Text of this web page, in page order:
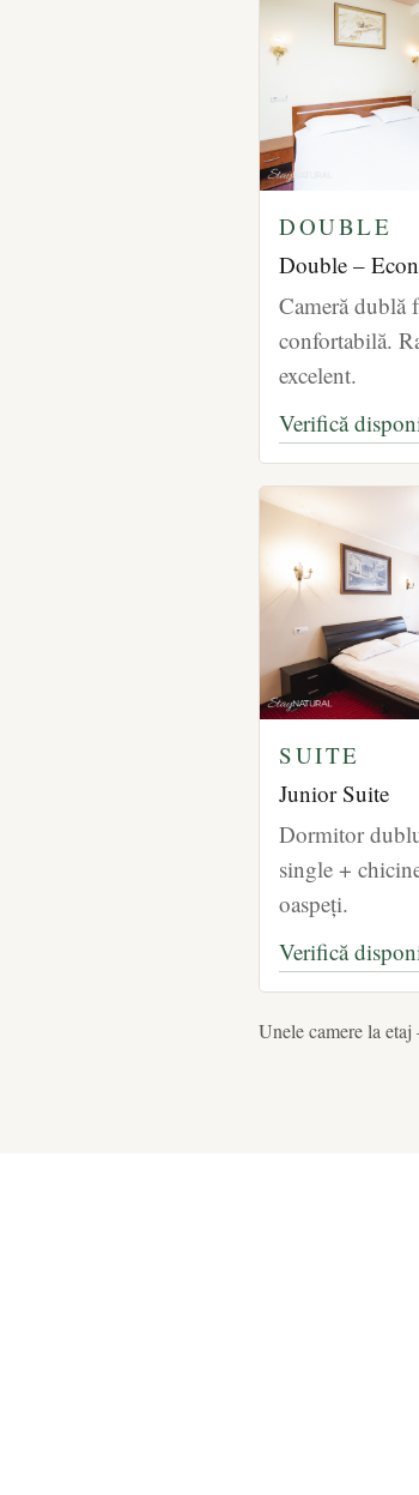
DOUBLE
Double –
Cameră dublă
confortabilă.
excelent.
Verifică
SUITE
Junior Suite
Dormitor
single +
oaspeți.
Verifică
Unele camere la